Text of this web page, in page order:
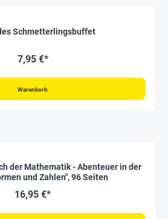
Schmetterlingsbuffet
7,95 €*
Warenkorb
der Mathematik - Abenteuer in der
und Zahlen", 96 Seiten
16,95 €*